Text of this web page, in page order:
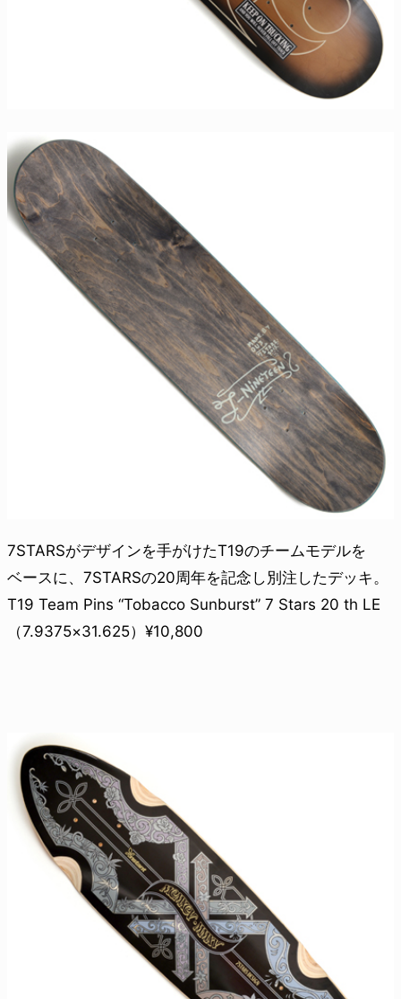
7STARSがデザインを手がけたT19のチームモデルを
ベースに、7STARSの20周年を記念し別注したデッキ。
T19 Team Pins “Tobacco Sunburst” 7 Stars 20 th LE
（7.9375×31.625）¥10,800